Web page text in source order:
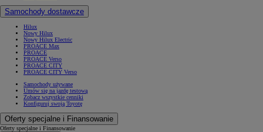
Samochody dostawcze
Hilux
Nowy Hilux
Nowy Hilux Electric
PROACE Max
PROACE
PROACE Verso
PROACE CITY
PROACE CITY Verso
Samochody używane
Umów się na jazdę testową
Zobacz wszystkie cenniki
Konfiguruj swoją Toyotę
Oferty specjalne i Finansowanie
Oferty specjalne i Finansowanie